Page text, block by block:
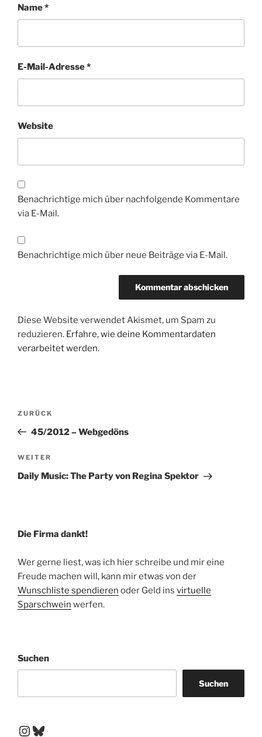
Name*
E-Mail-Adresse*
Website
Benachrichtige mich über nachfolgende Kommentare
via E-Mail.
Benachrichtige mich über neue Beiträge via E-Mail.
Diese Website verwendet Akismet, um Spam zu
reduzieren. Erfahre, wie deine Kommentardaten
verarbeitet werden.
Beitragsnavigation
Vorheriger
Beitrag
ZURÜCK
45/2012 – Webgedöns
Nächster
Beitrag
WEITER
Daily Music: The Party von Regina Spektor
Die Firma dankt!
Wer gerne liest, was ich hier schreibe und mir eine
Freude machen will, kann mir etwas von der
Wunschliste spendieren oder Geld ins virtuelle
Sparschwein werfen.
Suchen
Suchen
Instagram
Bluesky